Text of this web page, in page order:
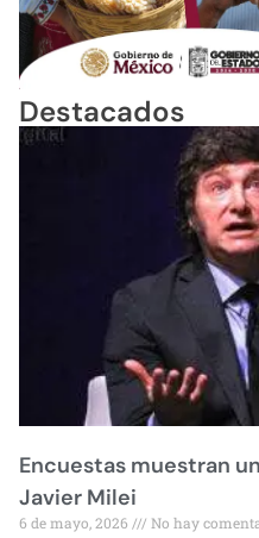
Destacados
Encuestas muestran
Javier Milei
6 de mayo, 2026 No hay